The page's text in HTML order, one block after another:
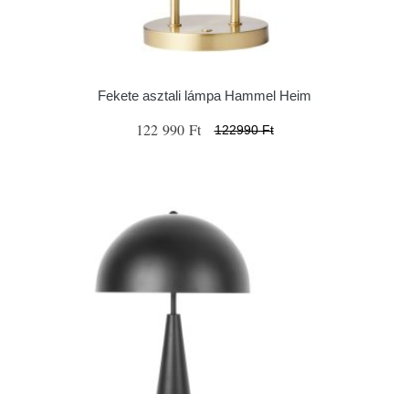
Fekete asztali lámpa Hammel Heim
122 990 Ft 122990 Ft